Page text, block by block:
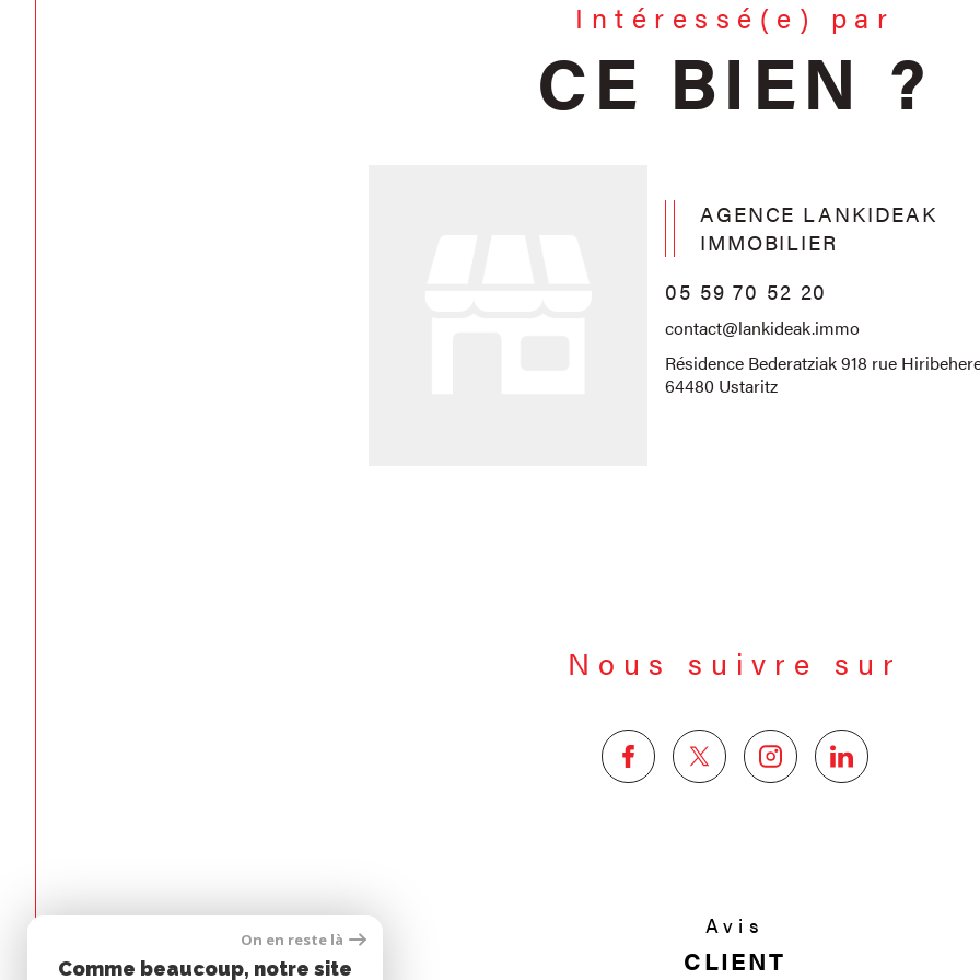
Intéressé(e) par
CE BIEN ?
AGENCE LANKIDEAK
IMMOBILIER
05 59 70 52 20
contact@lankideak.immo
Résidence Bederatziak 918 rue
64480 Ustaritz
Nous suivre sur
Espace
PROPRIÉTAIRE
Avis
CLIENT
On en reste là
Comme beaucoup, notre site